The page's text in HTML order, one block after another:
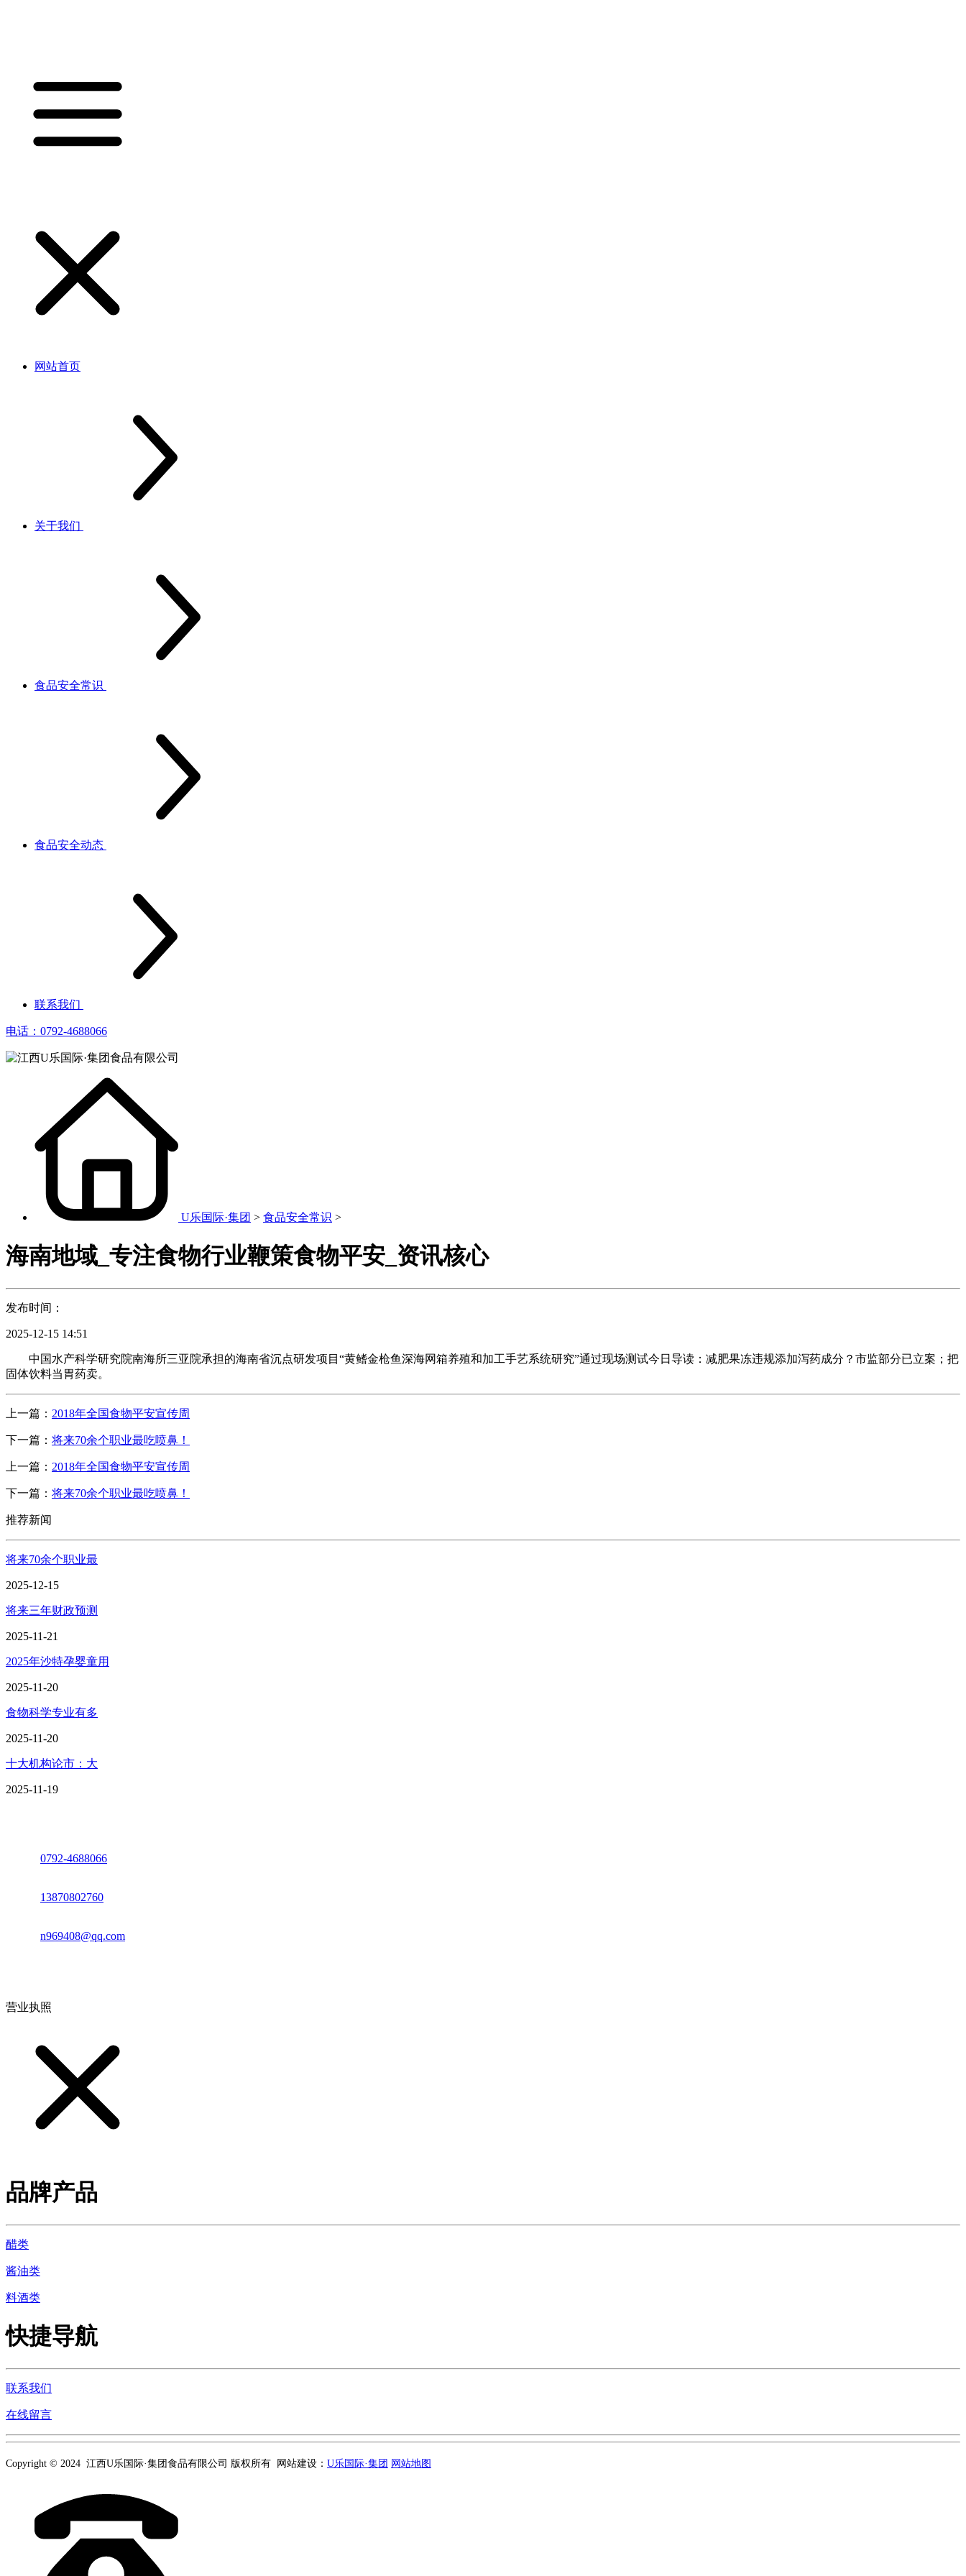
网站首页
关于我们
食品安全常识
食品安全动态
联系我们
电话：0792-4688066
U乐国际·集团 > 食品安全常识 >
海南地域_专注食物行业鞭策食物平安_资讯核心
发布时间：
2025-12-15 14:51
中国水产科学研究院南海所三亚院承担的海南省沉点研发项目“黄鳍金枪鱼深海网箱养殖和加工手艺系统研究”通过现场测试今日导读：减肥果冻违规添加泻药成分？市监部分已立案；把
固体饮料当胃药卖。
上一篇： 2018年全国食物平安宣传周
下一篇： 将来70余个职业最吃喷鼻！
上一篇： 2018年全国食物平安宣传周
下一篇： 将来70余个职业最吃喷鼻！
推荐新闻
将来70余个职业最
2025-12-15
将来三年财政预测
2025-11-21
2025年沙特孕婴童用
2025-11-20
食物科学专业有多
2025-11-20
十大机构论市：大
2025-11-19
0792-4688066
13870802760
n969408@qq.com
营业执照
品牌产品
醋类
酱油类
料酒类
快捷导航
联系我们
在线留言
Copyright © 2024 江西U乐国际·集团食品有限公司 版权所有 网站建设： U乐国际·集团 网站地图